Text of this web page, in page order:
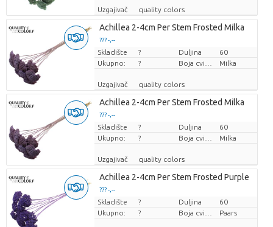
Uzgajivač quality colors
Achillea 2-4cm Per Stem Frosted Milka
??? -,--
Cijena po komadu
Skladište ? Duljina
60
Ukupno:
? Milka
Uzgajivač quality colors
Achillea 2-4cm Per Stem Frosted Milka
??? -,--
Cijena po komadu
Skladište ? Duljina
60
Ukupno:
? Milka
Uzgajivač quality colors
Achillea 2-4cm Per Stem Frosted Purple
??? -,--
Cijena po komadu
Skladište ? Duljina
60
Ukupno:
? Paars